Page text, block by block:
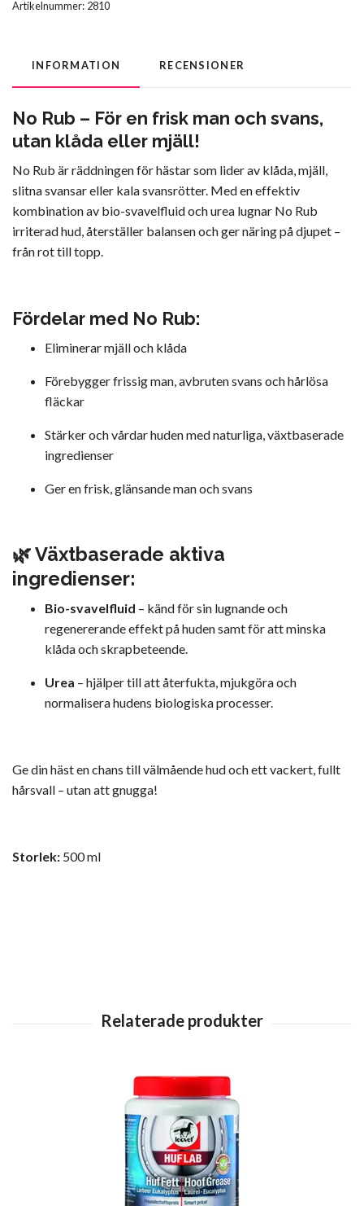
Artikelnummer: 2810
INFORMATION RECENSIONER
No Rub – För en frisk man och svans,
utan klåda eller mjäll!
No Rub är räddningen för hästar som lider av klåda, mjäll,
slitna svansar eller kala svansrötter. Med en effektiv
kombination av bio-svavelfluid och urea lugnar No Rub
irriterad hud, återställer balansen och ger näring på djupet –
från rot till topp.
Fördelar med No Rub:
Eliminerar mjäll och klåda
Förebygger frissig man, avbruten svans och hårlösa
fläckar
Stärker och vårdar huden med naturliga, växtbaserade
ingredienser
Ger en frisk, glänsande man och svans
🌿 Växtbaserade aktiva
ingredienser:
Bio-svavelfluid – känd för sin lugnande och
regenererande effekt på huden samt för att minska
klåda och skrapbeteende.
Urea – hjälper till att återfukta, mjukgöra och
normalisera hudens biologiska processer.
Ge din häst en chans till välmående hud och ett vackert, fullt
hårsvall – utan att gnugga!
Storlek: 500 ml